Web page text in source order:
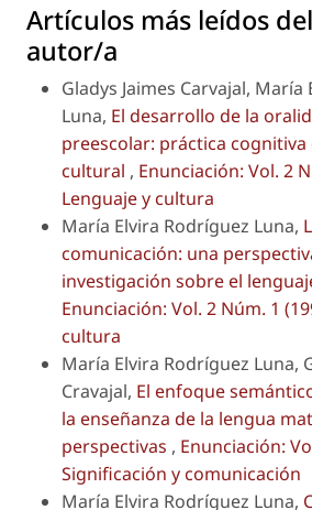
Artículos más leídos
autor/a
Gladys Jaimes Carvajal,
Luna, El desarrollo de la
preescolar: práctica cognitiva
cultural , Enunciación: Vol. 2
Lenguaje y cultura
María Elvira Rodríguez Luna,
comunicación: una
investigación sobre el
Enunciación: Vol. 2 Núm. 1
cultura
María Elvira Rodríguez Luna,
Cravajal, El enfoque
la enseñanza de la lengua
perspectivas , Enunciación:
Significación y comunicación
María Elvira Rodríguez Luna,